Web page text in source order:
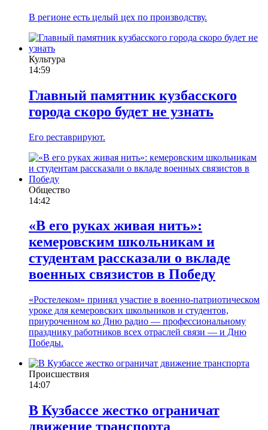
В регионе есть целый цех по производству.
Культура
14:59
Главный памятник кузбасского
города скоро будет не узнать
Его реставрируют.
Общество
14:42
«В его руках живая нить»:
кемеровским школьникам и
студентам рассказали о вкладе
военных связистов в Победу
«Ростелеком» принял участие в военно-патриотическом
уроке для кемеровских школьников и студентов,
приуроченном ко Дню радио — профессиональному
празднику работников всех отраслей связи — и Дню
Победы.
Происшествия
14:07
В Кузбассе жестко ограничат
движение транспорта